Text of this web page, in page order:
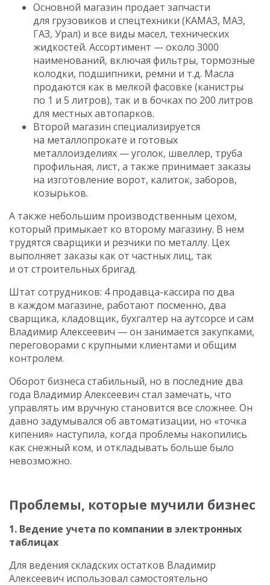
Основной магазин продает запчасти
для грузовиков и спецтехники (КАМАЗ, МАЗ,
ГАЗ, Урал) и все виды масел, технических
жидкостей. Ассортимент — около 3000
наименований, включая фильтры, тормозные
колодки, подшипники, ремни и т.д. Масла
продаются как в мелкой фасовке (канистры
по 1 и 5 литров), так и в бочках по 200 литров
для местных автопарков.
Второй магазин специализируется
на металлопрокате и готовых
металлоизделиях — уголок, швеллер, труба
профильная, лист, а также принимает заказы
на изготовление ворот, калиток, заборов,
козырьков.
А также небольшим производственным цехом,
который примыкает ко второму магазину. В нем
трудятся сварщики и резчики по металлу. Цех
выполняет заказы как от частных лиц, так
и от строительных бригад.
Штат сотрудников: 4 продавца-кассира по два
в каждом магазине, работают посменно, два
сварщика, кладовщик, бухгалтер на аутсорсе и сам
Владимир Алексеевич — он занимается закупками,
переговорами с крупными клиентами и общим
контролем.
Оборот бизнеса стабильный, но в последние два
года Владимир Алексеевич стал замечать, что
управлять им вручную становится все сложнее. Он
давно задумывался об автоматизации, но «точка
кипения» наступила, когда проблемы накопились
как снежный ком, и откладывать больше было
невозможно.
Проблемы, которые мучили бизнес
1. Ведение учета по компании в электронных
таблицах
Для ведения складских остатков Владимир
Алексеевич использовал самостоятельно